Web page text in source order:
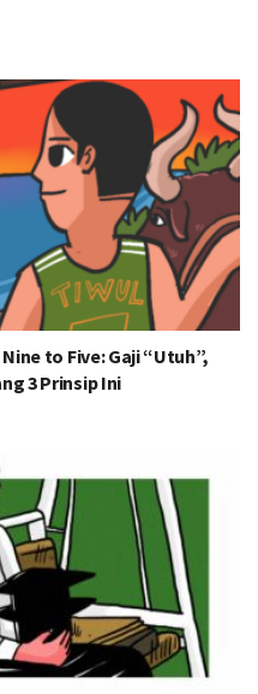
to Five: Gaji “Utuh”,
3 Prinsip Ini